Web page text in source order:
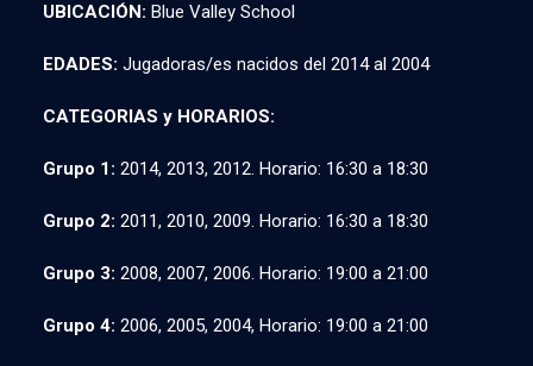
UBICACIÓN: Blue Valley School
EDADES: Jugadoras/es nacidos del 2014 al 2004
CATEGORIAS y HORARIOS:
Grupo 1: 2014, 2013, 2012. Horario: 16:30 a 18:30
Grupo 2: 2011, 2010, 2009. Horario: 16:30 a 18:30
Grupo 3: 2008, 2007, 2006. Horario: 19:00 a 21:00
Grupo 4: 2006, 2005, 2004, Horario: 19:00 a 21:00